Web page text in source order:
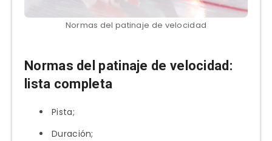
Normas del patinaje de velocidad
Normas del patinaje de velocidad:
lista completa
Pista;
Duración;